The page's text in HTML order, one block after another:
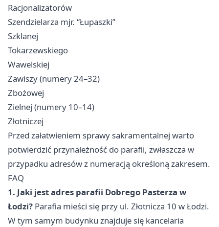
Racjonalizatorów
Szendzielarza mjr. “Łupaszki”
Szklanej
Tokarzewskiego
Wawelskiej
Zawiszy (numery 24–32)
Zbożowej
Zielnej (numery 10–14)
Złotniczej
Przed załatwieniem sprawy sakramentalnej warto
potwierdzić przynależność do parafii, zwłaszcza w
przypadku adresów z numeracją określoną zakresem.
FAQ
1. Jaki jest adres parafii Dobrego Pasterza w
Łodzi? Parafia mieści się przy ul. Złotnicza 10 w Łodzi.
W tym samym budynku znajduje się kancelaria